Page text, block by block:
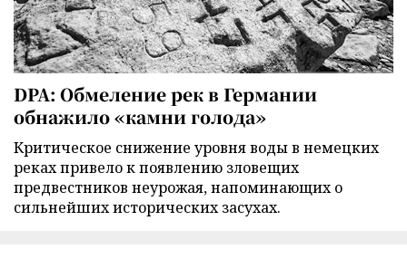
DPA: Обмеление рек в Германии
обнажило «камни голода»
Критическое снижение уровня воды в немецких
реках привело к появлению зловещих
предвестников неурожая, напоминающих о
сильнейших исторических засухах.